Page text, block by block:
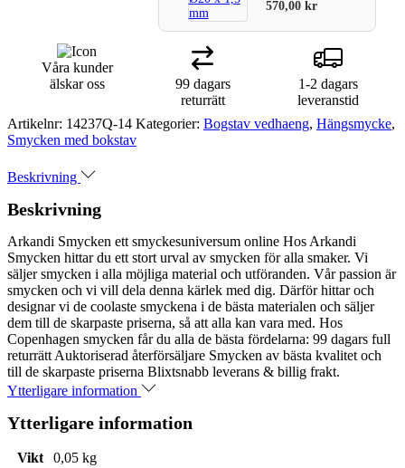
570,00kr
Våra kunder
älskar oss
99 dagars
returrätt
1-2 dagars
leveranstid
Artikelnr: 14237Q-14 Kategorier: Bogstav vedhaeng, Hängsmycke,
Smycken med bokstav
Beskrivning
Beskrivning
Arkandi Smycken ett smyckesuniversum online Hos Arkandi
Smycken hittar du ett stort urval av smycken för alla smaker. Vi
säljer smycken i alla möjliga material och utföranden. Vår passion är
smycken och vi vill dela denna kärlek med dig. Därför hittar och
designar vi de coolaste smyckena i de bästa materialen och säljer
dem till de skarpaste priserna, så att alla kan vara med. Hos
Copenhagen smycken får du alla de bästa fördelarna: 99 dagars full
returrätt Auktoriserad återförsäljare Smycken av bästa kvalitet och
till de skarpaste priserna Blixtsnabb leverans & billig frakt.
Ytterligare information
Ytterligare information
Vikt
0,05 kg